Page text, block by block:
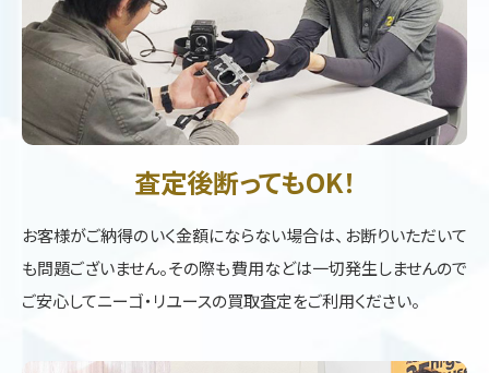
査定後断ってもOK！
お客様がご納得のいく金額にならない場合は、お断りいただいて
も問題ございません。その際も費用などは一切発生しませんので
ご安心してニーゴ・リユースの買取査定をご利用ください。